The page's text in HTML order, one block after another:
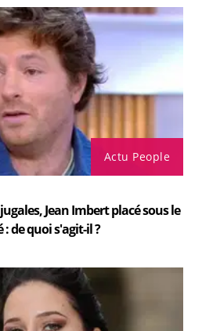
Actu People
Jean Imbert placé sous le
de quoi s'agit-il ?